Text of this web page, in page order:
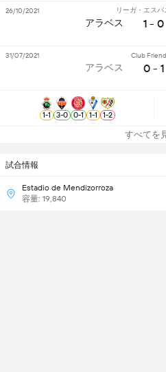
試合情報
Estadio de Mendizorroza
容量: 19,840
アラベス
リーガ・エスパ
1 - 0
26/10/2021
アラベス
Club
0 - 1
31/07/2021
1-1 3-0 0-1 1-1 1-2
すべてを